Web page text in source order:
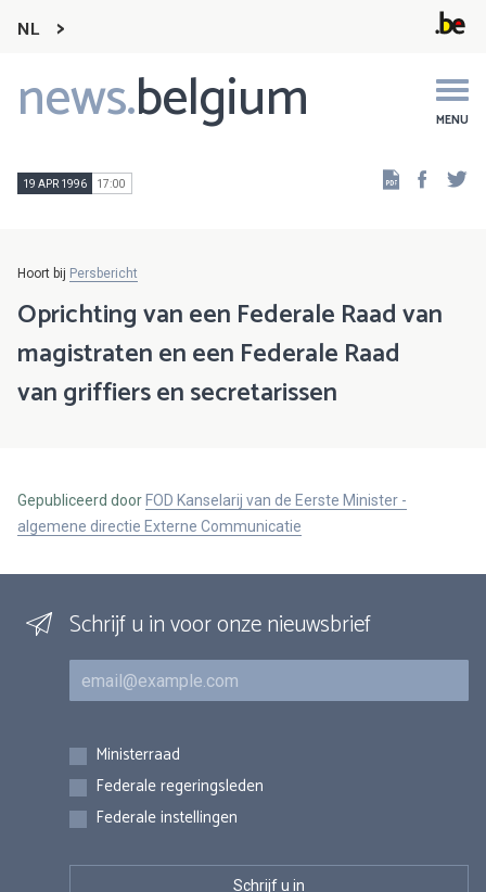
NL
news.belgium MENU
Main
navigation
19 APR 1996 17:00
Hoort bij Persbericht
Oprichting van een Federale Raad van
magistraten en een Federale Raad
van griffiers en secretarissen
Gepubliceerd door FOD Kanselarij van de Eerste Minister -
algemene directie Externe Communicatie
Schrijf u in voor onze nieuwsbrief
E-mail
Inschrijvingen
Ministerraad
Federale regeringsleden
Federale instellingen